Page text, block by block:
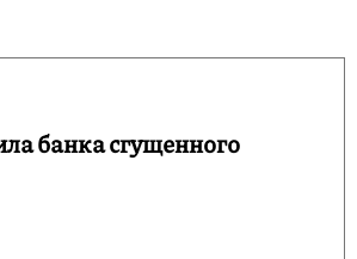
банка сгущенного